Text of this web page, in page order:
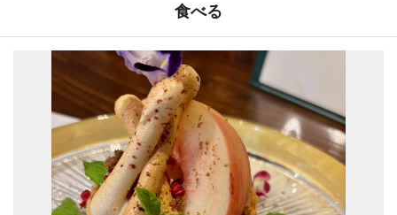
食べる